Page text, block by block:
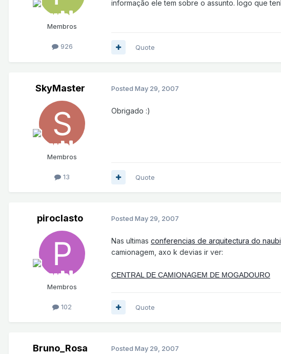
Membros
926
informação ele tem sobre o assunto. logo que
Quote
SkyMaster
Membros
13
Posted May 29, 2007
Obrigado :)
Quote
piroclasto
Membros
102
Posted May 29, 2007
Nas ultimas conferencias de arquitectura do naubi
camionagem, axo k devias ir ver:
CENTRAL DE CAMIONAGEM DE MOGADOURO
Quote
Bruno_Rosa Posted May 29, 2007